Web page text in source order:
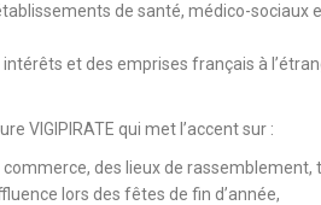
de santé, médico-sociaux
et des emprises français à
VIGIPIRATE qui met l’accent sur :
des lieux de rassemblement,
lors des fêtes de fin d’année,